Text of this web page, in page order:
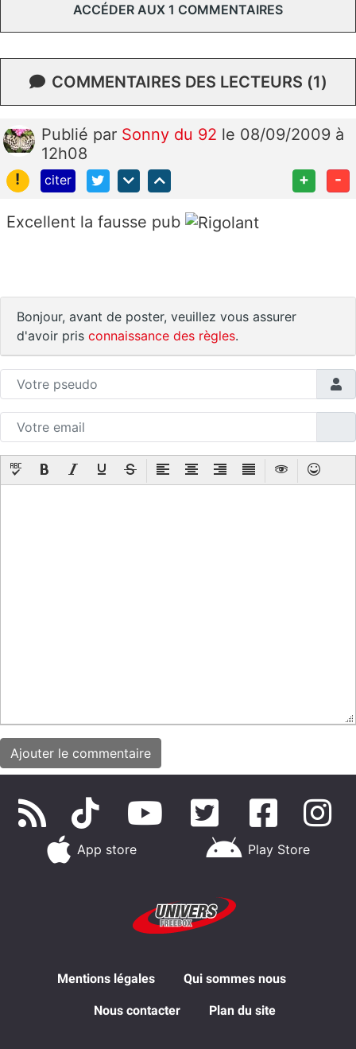
ACCÉDER AUX 1 COMMENTAIRES
COMMENTAIRES DES LECTEURS (1)
Publié par Sonny du 92 le 08/09/2009 à
12h08
!
citer + -
Excellent la fausse pub
Bonjour, avant de poster, veuillez vous assurer
d'avoir pris connaissance des règles.
App store Play Store
Mentions légales Qui sommes nous
Nous contacter Plan du site